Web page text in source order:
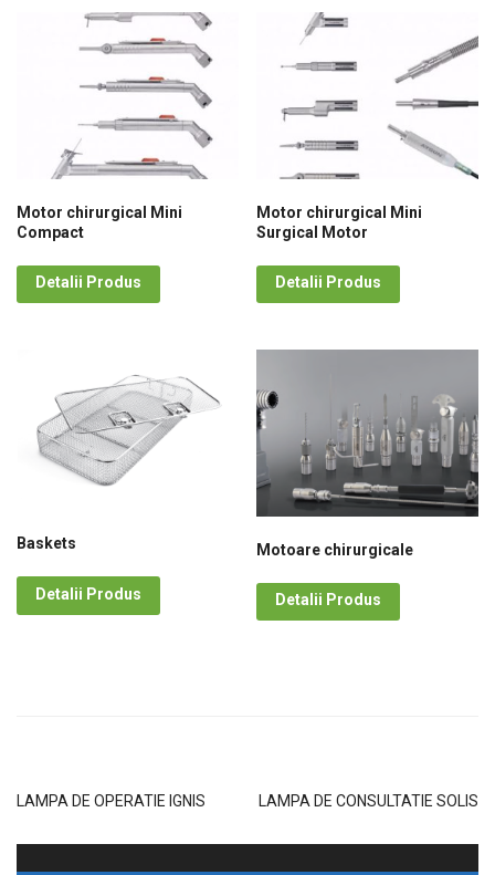
Motor chirurgical Mini
Compact
Detalii Produs
Motor chirurgical Mini
Surgical Motor
Detalii Produs
Baskets
Detalii Produs
Motoare chirurgicale
Detalii Produs
LAMPA DE OPERATIE IGNIS LAMPA DE CONSULTATIE SOLIS